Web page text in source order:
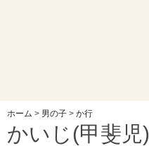
ホーム > 男の子 > か行
かいじ(甲斐児)